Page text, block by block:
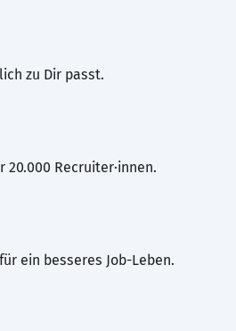
zu Dir passt.
Recruiter·innen.
ein besseres Job-Leben.